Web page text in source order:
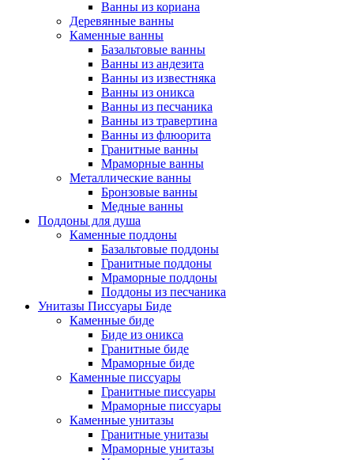
Ванны из кориана
Деревянные ванны
Каменные ванны
Базальтовые ванны
Ванны из андезита
Ванны из известняка
Ванны из оникса
Ванны из песчаника
Ванны из травертина
Ванны из флюорита
Гранитные ванны
Мраморные ванны
Металлические ванны
Бронзовые ванны
Медные ванны
Поддоны для душа
Каменные поддоны
Базальтовые поддоны
Гранитные поддоны
Мраморные поддоны
Поддоны из песчаника
Унитазы Писсуары Биде
Каменные биде
Биде из оникса
Гранитные биде
Мраморные биде
Каменные писсуары
Гранитные писсуары
Мраморные писсуары
Каменные унитазы
Гранитные унитазы
Мраморные унитазы